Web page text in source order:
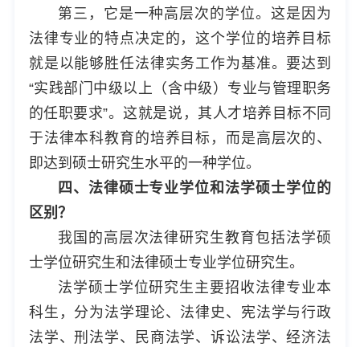
第三，它是一种高层次的学位。这是因为
法律专业的特点决定的，这个学位的培养目标
就是以能够胜任法律实务工作为基准。要达到
“实践部门中级以上（含中级）专业与管理职务
的任职要求”。这就是说，其人才培养目标不同
于法律本科教育的培养目标，而是高层次的、
即达到硕士研究生水平的一种学位。
四、法律硕士专业学位和法学硕士学位的
区别？
我国的高层次法律研究生教育包括法学硕
士学位研究生和法律硕士专业学位研究生。
法学硕士学位研究生主要招收法律专业本
科生，分为法学理论、法律史、宪法学与行政
法学、刑法学、民商法学、诉讼法学、经济法